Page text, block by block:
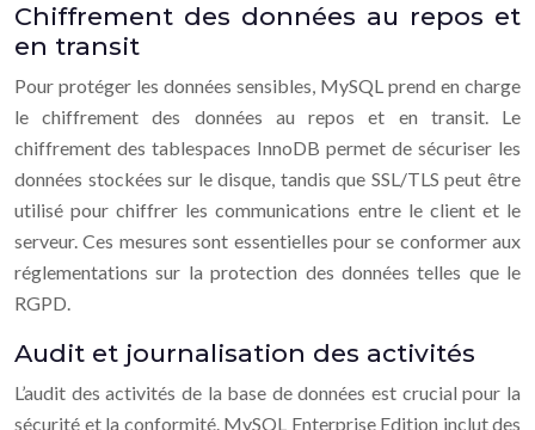
Chiffrement des données au repos et
en transit
Pour protéger les données sensibles, MySQL prend en charge
le chiffrement des données au repos et en transit. Le
chiffrement des tablespaces InnoDB permet de sécuriser les
données stockées sur le disque, tandis que SSL/TLS peut être
utilisé pour chiffrer les communications entre le client et le
serveur. Ces mesures sont essentielles pour se conformer aux
réglementations sur la protection des données telles que le
RGPD.
Audit et journalisation des activités
L’audit des activités de la base de données est crucial pour la
sécurité et la conformité. MySQL Enterprise Edition inclut des